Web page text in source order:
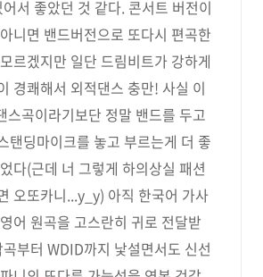
서 좋았던 것 같다. 콘서트 버전이
니면 밴드버전으로 또다시 편곡한
르겠지만 일단 드림비트가 강하게
경쾌해서 외적댄스 충만! 사실 이
스곡이라기보단 정말 밴드를 두고
탠딩마이크를 놓고 부르는게 더 좋
다(근데 너 그렇게 하의상실 패션
오또카니...y_y) 아직 한국어 가사
어 원곡을 고스란히 귀로 전달받
부터 WDID까지 낯설면서도 신선